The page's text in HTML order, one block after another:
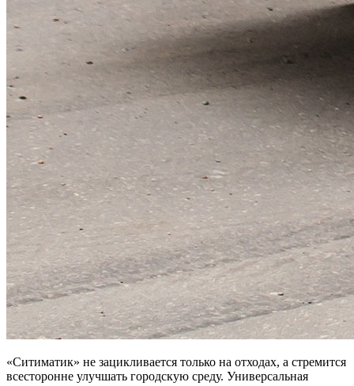
«Ситиматик» не зацикливается только на отходах, а стремится
всесторонне улучшать городскую среду. Универсальная